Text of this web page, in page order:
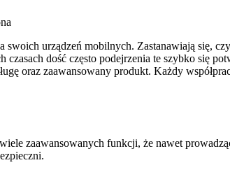
swoich urządzeń mobilnych. Zastanawiają się,
dość często podejrzenia te szybko się
oraz zaawansowany produkt. Każdy
zaawansowanych funkcji, że nawet